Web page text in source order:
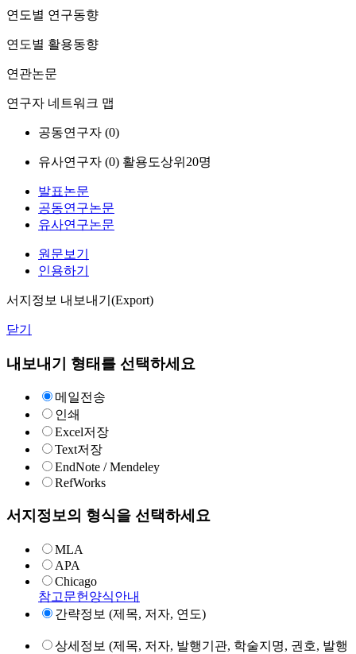
연도별 연구동향
연도별 활용동향
연관논문
연구자 네트워크 맵
공동연구자 (0)
유사연구자 (0) 활용도상위20명
발표논문
공동연구논문
유사연구논문
원문보기
인용하기
서지정보 내보내기(Export)
닫기
내보내기 형태를 선택하세요
메일전송
인쇄
Excel저장
Text저장
EndNote / Mendeley
RefWorks
서지정보의 형식을 선택하세요
MLA
APA
Chicago
참고문헌양식안내
간략정보 (제목, 저자, 연도)
상세정보 (제목, 저자, 발행기관, 학술지명, 권호, 발행